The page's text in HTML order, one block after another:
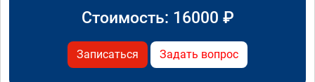
Стоимость: 16000 ₽
Записаться Задать вопрос